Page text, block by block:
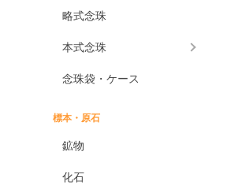
略式念珠
本式念珠
念珠袋・ケース
標本・原石
鉱物
化石